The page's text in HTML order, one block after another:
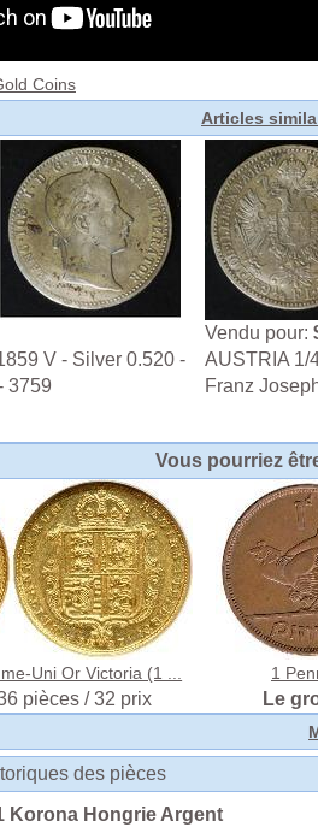
Coins
Articles
V - Silver 0.520 -
3759
Vendu pour:
AUSTRIA 1/
Franz
Vous pourriez
Uni Or Victoria (1 ...
pièces / 32 prix
1
Le
des pièces
Korona Hongrie Argent